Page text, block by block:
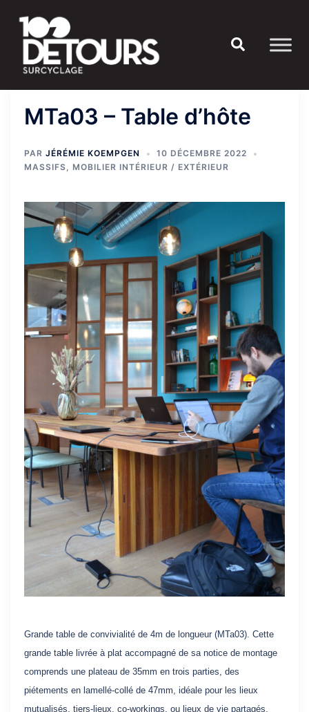
contenu
Rechercher
MTa03 – Table d’hôte
PAR JÉRÉMIE KOEMPGEN
10 DÉCEMBRE 2022
MASSIFS, MOBILIER INTÉRIEUR / EXTÉRIEUR
Grande table de convivialité de 4m de longueur (MTa03). Cette
grande table livrée à plat accompagné de sa notice de montage
comprends une plateau de 35mm en trois parties, des
piétements en lamellé-collé de 47mm, idéale pour les lieux
mutualisés, tiers-lieux, co-workings, ou lieux de vie partagés.